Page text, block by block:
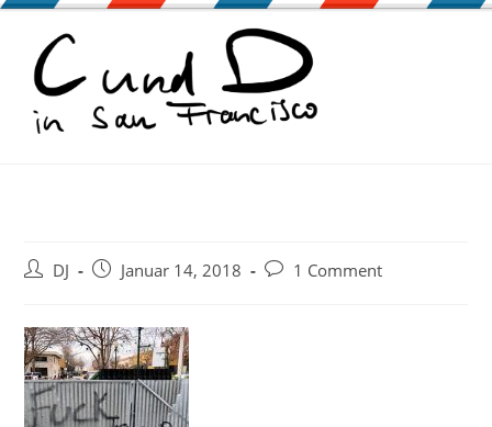
Zum
springen
Beitrags-
DJ
BeitragJanuar 14, 2018
Beitrags-
1 Comment